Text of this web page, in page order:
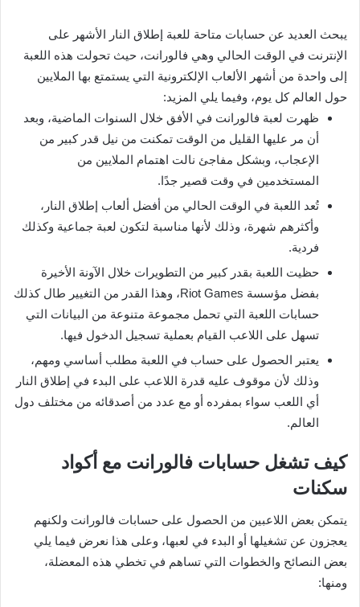
يبحث العديد عن حسابات متاحة للعبة إطلاق النار الأشهر على
الإنترنت في الوقت الحالي وهي فالورانت، حيث تحولت هذه اللعبة
إلى واحدة من أشهر الألعاب الإلكترونية التي يستمتع بها الملايين
حول العالم كل يوم، وفيما يلي المزيد:
ظهرت لعبة فالورانت في الأفق خلال السنوات الماضية، وبعد
أن مر عليها القليل من الوقت تمكنت من نيل قدر كبير من
الإعجاب، وبشكل مفاجئ نالت اهتمام الملايين من
المستخدمين في وقت قصير جدًا.
تُعد اللعبة في الوقت الحالي من أفضل ألعاب إطلاق النار،
وأكثرهم شهرة، وذلك لأنها مناسبة لتكون لعبة جماعية وكذلك
فردية.
حظيت اللعبة بقدر كبير من التطويرات خلال الآونة الأخيرة
بفضل مؤسسة Riot Games، وهذا القدر من التغيير طال كذلك
حسابات اللعبة التي تحمل مجموعة متنوعة من البيانات التي
تسهل على اللاعب القيام بعملية تسجيل الدخول فيها.
يعتبر الحصول على حساب في اللعبة مطلب أساسي ومهم،
وذلك لأن موقوف عليه قدرة اللاعب على البدء في إطلاق النار
أي اللعب سواء بمفرده أو مع عدد من أصدقائه من مختلف دول
العالم.
كيف تشغل حسابات فالورانت مع أكواد
سكنات
يتمكن بعض اللاعبين من الحصول على حسابات فالورانت ولكنهم
يعجزون عن تشغيلها أو البدء في لعبها، وعلى هذا نعرض فيما يلي
بعض النصائح والخطوات التي تساهم في تخطي هذه المعضلة،
ومنها: